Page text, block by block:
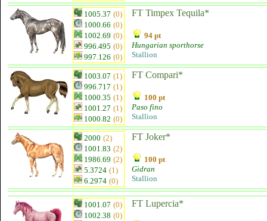
1005.37 (0)
1000.66 (0)
1002.69 (0)
996.495 (0)
997.126 (0)
FT Timpex Tequila*
94 pt
Hungarian sporthorse
Stallion
1003.07 (1)
996.717 (1)
1000.35 (1)
1001.27 (1)
1000.82 (0)
FT Compari*
100 pt
Paso fino
Stallion
2000 (2)
1001.83 (2)
1986.69 (2)
5.3724 (1)
6.2974 (0)
FT Joker*
100 pt
Gidran
Stallion
1001.07 (0)
1002.38 (0)
FT Lupercia*